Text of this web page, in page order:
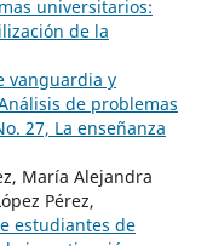
universitarios:
de la
vanguardia y
de problemas
27, La enseñanza
María Alejandra
Pérez,
estudiantes de